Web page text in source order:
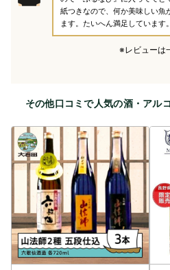
紙つきなので、何か美味しい魚
ます。たいへん満足しています。
※レビューは
その他口コミで人気の酒・アル